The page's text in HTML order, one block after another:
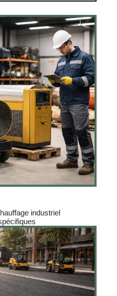
industriel